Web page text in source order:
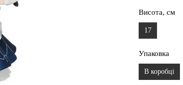
Висота, см
17
Упаковка
В коробці